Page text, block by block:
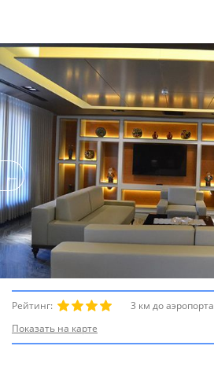
Рейтинг: 3 км до аэропорта
Показать на карте